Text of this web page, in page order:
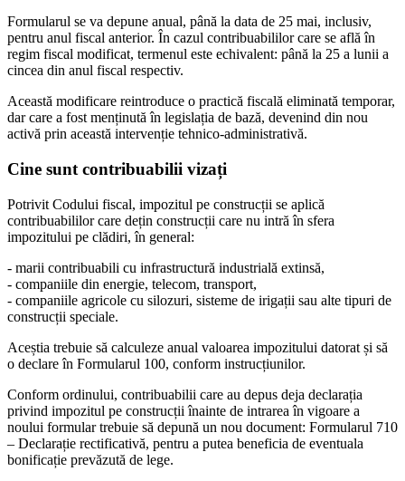
Formularul se va depune anual, până la data de 25 mai, inclusiv,
pentru anul fiscal anterior. În cazul contribuabililor care se află în
regim fiscal modificat, termenul este echivalent: până la 25 a lunii a
cincea din anul fiscal respectiv.
Această modificare reintroduce o practică fiscală eliminată temporar,
dar care a fost menținută în legislația de bază, devenind din nou
activă prin această intervenție tehnico-administrativă.
Cine sunt contribuabilii vizați
Potrivit Codului fiscal, impozitul pe construcții se aplică
contribuabililor care dețin construcții care nu intră în sfera
impozitului pe clădiri, în general:
- marii contribuabili cu infrastructură industrială extinsă,
- companiile din energie, telecom, transport,
- companiile agricole cu silozuri, sisteme de irigații sau alte tipuri de
construcții speciale.
Aceștia trebuie să calculeze anual valoarea impozitului datorat și să
o declare în Formularul 100, conform instrucțiunilor.
Conform ordinului, contribuabilii care au depus deja declarația
privind impozitul pe construcții înainte de intrarea în vigoare a
noului formular trebuie să depună un nou document: Formularul 710
– Declarație rectificativă, pentru a putea beneficia de eventuala
bonificație prevăzută de lege.